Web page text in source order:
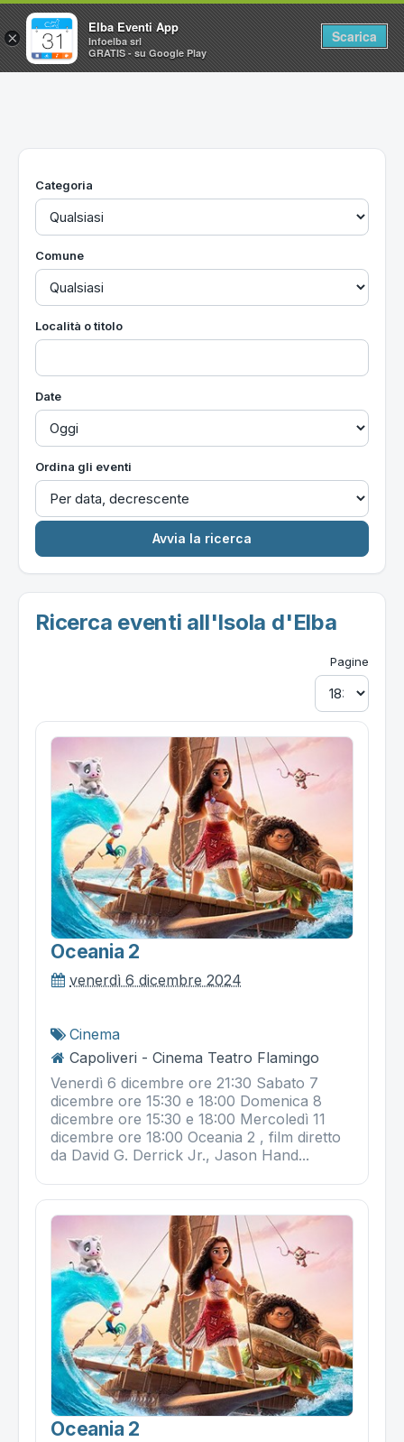
Home
Utilità
Categoria
Comune
Località o titolo
Date
Ordina gli eventi
Ricerca eventi all'Isola d'Elba
Pagine
Oceania 2
venerdì 6 dicembre 2024
Cinema
Capoliveri - Cinema Teatro Flamingo
Venerdì 6 dicembre ore 21:30 Sabato 7
dicembre ore 15:30 e 18:00 Domenica 8
dicembre ore 15:30 e 18:00 Mercoledì 11
dicembre ore 18:00 Oceania 2 , film diretto
da David G. Derrick Jr., Jason Hand...
Oceania 2
×
Elba Eventi App
Infoelba srl
GRATIS - su Google Play
Scarica